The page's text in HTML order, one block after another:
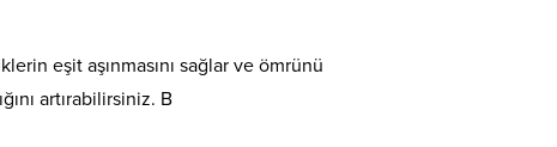
eşit aşınmasını sağlar ve ömrünü
artırabilirsiniz. B